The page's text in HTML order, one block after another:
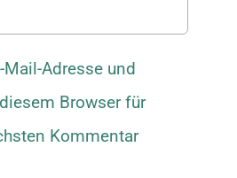
Mail-Adresse und
Browser für
Kommentar